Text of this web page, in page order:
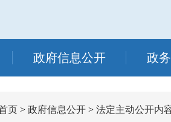
政府信息公开 政
页 > 政府信息公开 > 法定主动公开内